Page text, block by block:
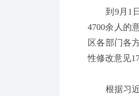
到9月1日
4700余人的
区各部门各
性修改意见
根据习近